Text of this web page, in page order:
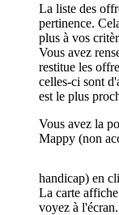
La liste des
pertinence.
plus à vos
Vous avez
restitue les
celles-ci sont
est le plus
Vous avez la
Mappy (non
handicap) en
La carte
voyez à